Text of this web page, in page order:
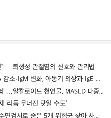
퇴행성 관절염의 신호와 관리법
우울증 있으면 면역도 달라진다…IgA 감소·IgM 변화, 아동기 외상과 IgE 증가로 국소 면역·알레르기 취약성 시사
"간에 지방 쌓이면 전신 대사질환 위험"…알칼로이드 천연물, MASLD 다중 경로 겨냥 새 치료 후보로
리듬 무너진 탓일 수도”
"잠버릇만 보면 건강 미래 보인다"…수면검사로 숨은 5개 위험군 찾아 사망·심혈관·뇌질환 예측